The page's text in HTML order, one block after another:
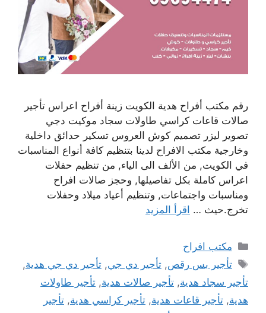
رقم مكتب أفراح هدية الكويت زينة أفراح اعراس تأجير
صالات قاعات كراسي طاولات سجاد موكيت دجي
تصوير ليزر تصميم كوش العروس تسكير حدائق داخلية
وخارجية مكتب الافراح لدينا بتنظيم كافة أنواع المناسبات
في الكويت, من الألف الى الياء, من تنظيم حفلات
اعراس كاملة بكل تفاصيلها, وحجز صالات افراح
ومناسبات واجتماعات, وتنظيم أعياد ميلاد وحفلات
تخرج.حيث … اقرأ المزيد
التصنيفات
مكتب افراح
الوسوم
تأجير بس رقص,تأجير دي جي,تأجير دي جي هدية,
تأجير سجاد هدية, تأجير صالات هدية, تأجير طاولات
هدية, تأجير قاعات هدية, تأجير كراسي هدية, تأجير